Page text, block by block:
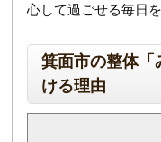
心して過ごせる毎日
箕面市の整体「
ける理由